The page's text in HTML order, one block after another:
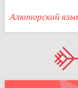
Алюторский